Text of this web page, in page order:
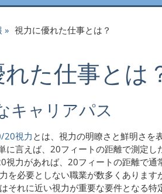
視力に優れた仕事とは？
た仕事とは
キャリアパス
20視力とは、視力の明瞭さと鮮明さを
に言えば、20フィートの距離で測定し
視力があれば、20フィートの距離で通
を必要としない職業が数多くありま
それに近い視力が重要な要件となる特